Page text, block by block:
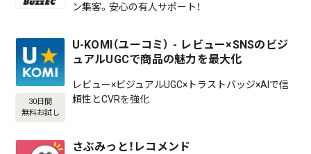
ン集客。安心の有人サポート！
30日間
無料お試し
U-KOMI（ユーコミ） - レビュー×SNSのビジ
ュアルUGCで商品の魅力を最大化
レビュー×ビジュアルUGC×トラストバッジ×AIで信
頼性とCVRを強化
さぶみっと！レコメンド